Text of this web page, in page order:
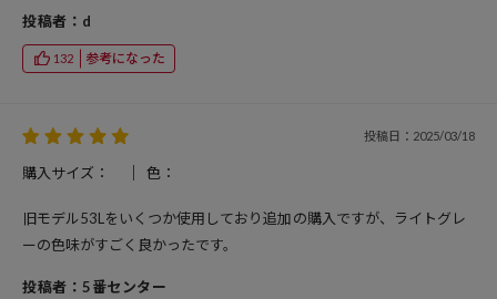
投稿者：d
132 参考になった
投稿日：2025/03/18
購入サイズ： 色：
旧モデル53Lをいくつか使用しており追加の購入ですが、ライトグレ
ーの色味がすごく良かったです。
投稿者：5番センター